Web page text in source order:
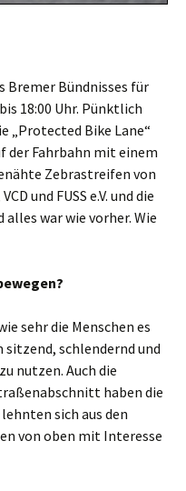
Bremer Bündnisses für
18:00 Uhr. Pünktlich
„Protected Bike Lane“
der Fahrbahn mit einem
Zebrastreifen von
und FUSS e.V. und die
war wie vorher. Wie
sehr die Menschen es
schlendernd und
nutzen. Auch die
haben die
sich aus den
von oben mit Interesse